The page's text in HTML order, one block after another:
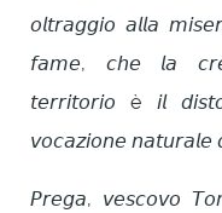
𝘰𝘭𝘵𝘳𝘢𝘨𝘨𝘪𝘰 𝘢𝘭𝘭𝘢
𝘧𝘢𝘮𝘦, 𝘤𝘩𝘦 𝘭𝘢
𝘵𝘦𝘳𝘳𝘪𝘵𝘰𝘳𝘪𝘰 è 𝘪𝘭
𝘷𝘰𝘤𝘢𝘻𝘪𝘰𝘯𝘦 𝘯𝘢𝘵𝘶𝘳𝘢𝘭𝘦
𝘗𝘳𝘦𝘨𝘢, 𝘷𝘦𝘴𝘤𝘰𝘷𝘰